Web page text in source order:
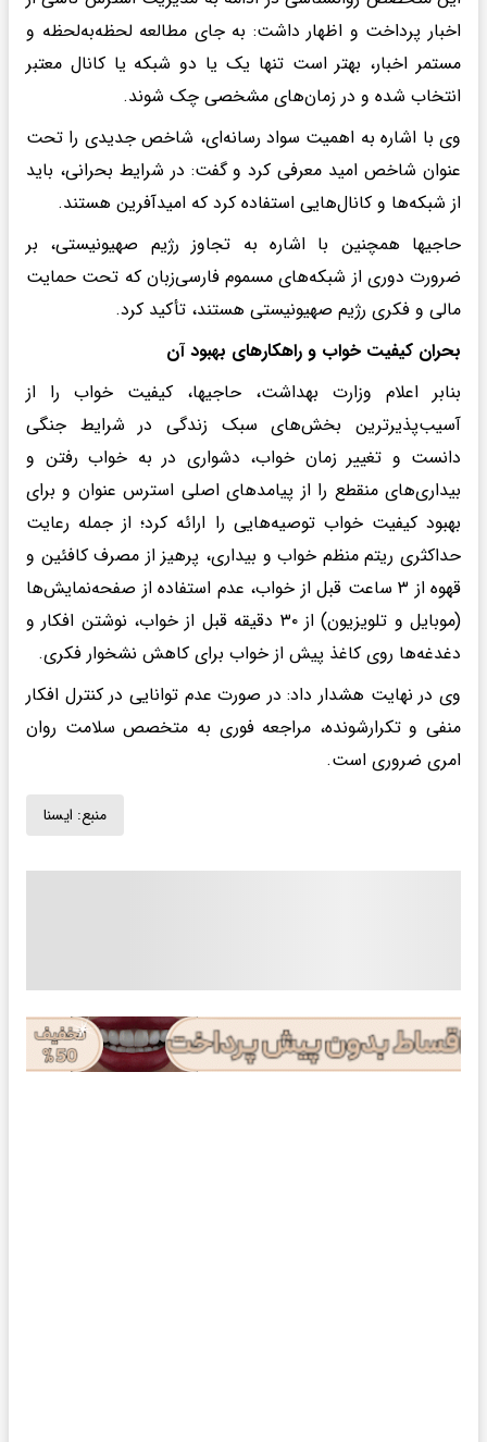
اخبار پرداخت و اظهار داشت: به جای مطالعه لحظه‌به‌لحظه و
مستمر اخبار، بهتر است تنها یک یا دو شبکه یا کانال معتبر
انتخاب شده و در زمان‌های مشخصی چک شوند.
وی با اشاره به اهمیت سواد رسانه‌ای، شاخص جدیدی را تحت
عنوان شاخص امید معرفی کرد و گفت: در شرایط بحرانی، باید
از شبکه‌ها و کانال‌هایی استفاده کرد که امیدآفرین هستند.
حاجیها همچنین با اشاره به تجاوز رژیم صهیونیستی، بر
ضرورت دوری از شبکه‌های مسموم فارسی‌زبان که تحت حمایت
مالی و فکری رژیم صهیونیستی هستند، تأکید کرد.
بحران کیفیت خواب و راهکارهای بهبود آن
بنابر اعلام وزارت بهداشت، حاجیها، کیفیت خواب را از
آسیب‌پذیرترین بخش‌های سبک زندگی در شرایط جنگی
دانست و تغییر زمان خواب، دشواری در به خواب رفتن و
بیداری‌های منقطع را از پیامدهای اصلی استرس عنوان و برای
بهبود کیفیت خواب توصیه‌هایی را ارائه کرد؛ از جمله رعایت
حداکثری ریتم منظم خواب و بیداری، پرهیز از مصرف کافئین و
قهوه از ۳ ساعت قبل از خواب، عدم استفاده از صفحه‌نمایش‌ها
(موبایل و تلویزیون) از ۳۰ دقیقه قبل از خواب، نوشتن افکار و
دغدغه‌ها روی کاغذ پیش از خواب برای کاهش نشخوار فکری.
وی در نهایت هشدار داد: در صورت عدم توانایی در کنترل افکار
منفی و تکرارشونده، مراجعه فوری به متخصص سلامت روان
امری ضروری است.
منبع: ايسنا